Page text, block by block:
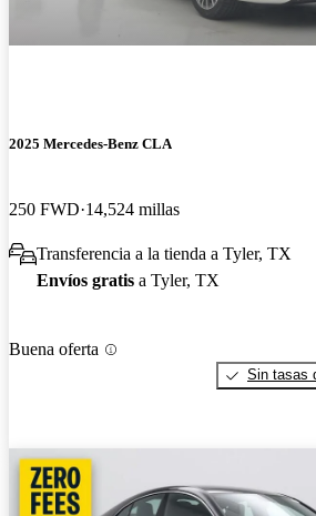
2025 Mercedes-Benz CLA
250 FWD 14,524 millas
Transferencia a la tienda a Tyler, TX
Envíos gratis a Tyler, TX
Buena oferta
Sin tasas